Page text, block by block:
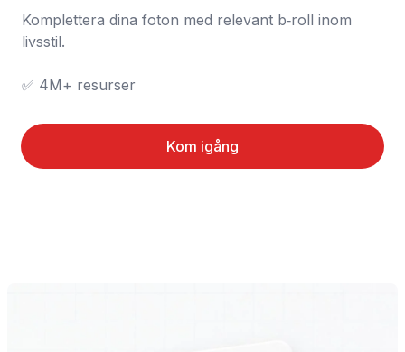
Komplettera dina foton med relevant b‑roll inom
livsstil.
✅ 4M+ resurser
Kom igång